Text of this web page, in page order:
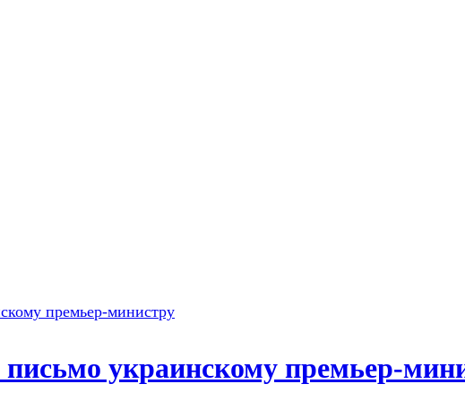
украинскому премьер-